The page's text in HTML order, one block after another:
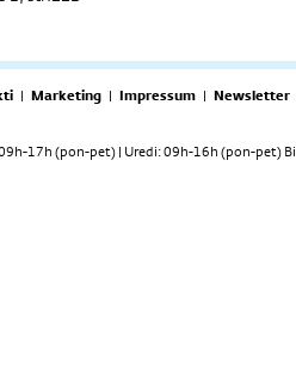
| Marketing | Impressum | Newsletter
09h-17h (pon-pet) | Uredi: 09h-16h (pon-pet)